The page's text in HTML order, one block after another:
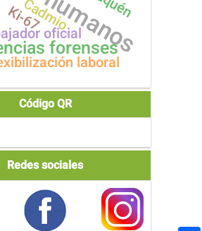
forenses
laboral
oficial
Cadmio
Ki-67
Código QR
Redes sociales